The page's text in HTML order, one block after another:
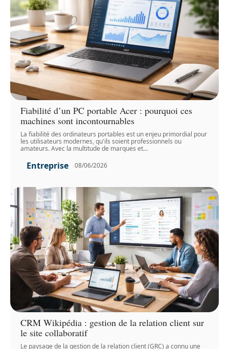
Fiabilité d’un PC portable Acer : pourquoi ces
machines sont incontournables
La fiabilité des ordinateurs portables est un enjeu primordial pour
les utilisateurs modernes, qu'ils soient professionnels ou
amateurs. Avec la multitude de marques et…
Entreprise 08/06/2026
CRM Wikipédia : gestion de la relation client sur
le site collaboratif
Le paysage de la gestion de la relation client (GRC) a connu une